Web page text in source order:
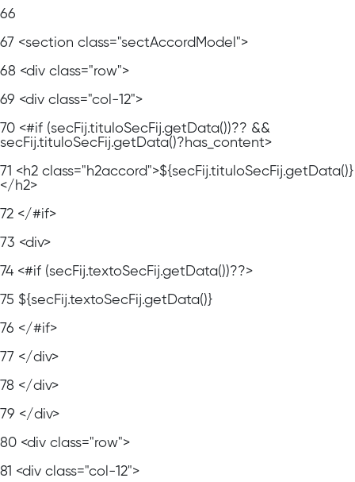
66
67 <section class="sectAccordModel">
68 <div class="row">
69 <div class="col-12">
70 <#if (secFij.tituloSecFij.getData())?? &&
secFij.tituloSecFij.getData()?has_content>
71 <h2 class="h2accord">${secFij.tituloSecFij.getData()}
</h2>
72 </#if>
73 <div>
74 <#if (secFij.textoSecFij.getData())??>
75 ${secFij.textoSecFij.getData()}
76 </#if>
77 </div>
78 </div>
79 </div>
80 <div class="row">
81 <div class="col-12">